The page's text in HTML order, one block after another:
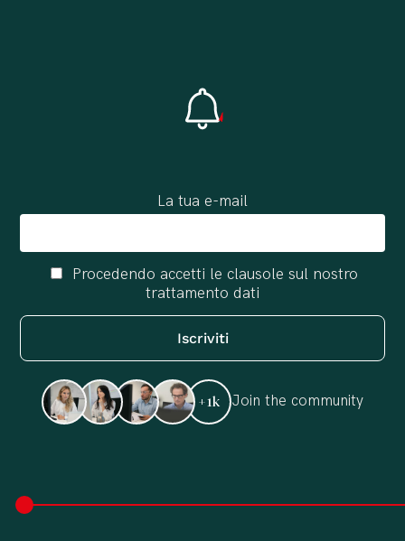
La tua e-mail
Procedendo accetti le clausole sul nostro
trattamento dati
+1k Join the community